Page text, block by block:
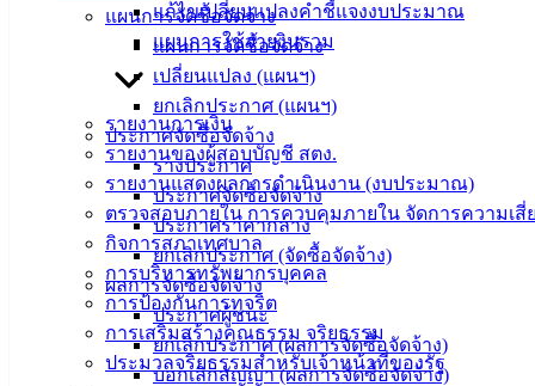
แผนการจัดซื้อจัดจ้าง
แผนการจัดซื้อจัดจ้าง
เปลี่ยนแปลง (แผนฯ)
ยกเลิกประกาศ (แผนฯ)
ประกาศจัดซื้อจัดจ้าง
ร่างประกาศ
ประกาศจัดซื้อจัดจ้าง
ประกาศราคากลาง
ยกเลิกประกาศ (จัดซื้อจัดจ้าง)
ผลการจัดซื้อจัดจ้าง
ประกาศผู้ชนะ
ยกเลิกประกาศ (ผลการจัดซื้อจัดจ้าง)
บอกเลิกสัญญา (ผลการจัดซื้อจัดจ้าง)
แก้ไขเปลี่ยนแปลงคำชี้แจงงบประมาณ
แผนการใช้จ่ายงินรวม
รายงานการเงิน
รายงานของผู้สอบบัญชี สตง.
รายงานแสดงผลการดำเนินงาน (งบประมาณ)
ตรวจสอบภายใน การควบคุมภายใน จัดการความเสี่
กิจการสภาเทศบาล
การบริหารทรัพยากรบุคคล
การป้องกันการทุจริต
การเสริมสร้างคุณธรรม จริยธรรม
ประมวลจริยธรรมสำหรับเจ้าหน้าที่ของรัฐ
038-
บริการ
ประชาชน
ดาวน์โหลด
แบบ
ฟอร์ม,
เอกสาร
คู่มือ
สำหรับ